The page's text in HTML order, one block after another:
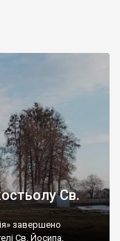
Св.
завершено
Св. Йосипа,